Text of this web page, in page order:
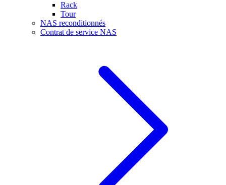
Rack
Tour
NAS reconditionnés
Contrat de service NAS